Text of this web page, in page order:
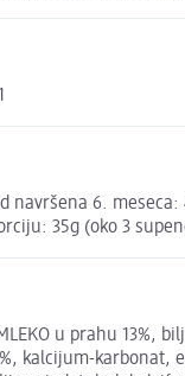
6.
35g (oko 3
u prahu
kalcijum-karbonat,